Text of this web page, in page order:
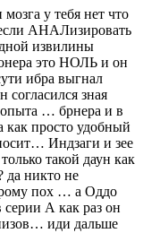
у тебя нет что
АНАЛизировать
извилины
это НОЛЬ и он
ибра выгнал
согласился зная
… брнера и в
как просто удобный
Индзаги и зее
такой даун как
да никто не
пох … а Оддо
А как раз он
иди дальше